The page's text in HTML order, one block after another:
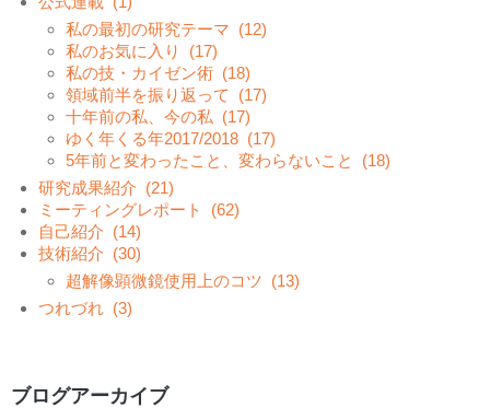
私の最初の研究テーマ (12)
私のお気に入り
(17)
私の技・カイゼン術 (18)
領域前半を振り返って
(17)
十年前の私、今の私 (17)
ゆく年くる年2017/2018 (17)
5年前と変わったこと、変わらないこと
(18)
研究成果紹介 (21)
ミーティングレポート
(62)
自己紹介 (14)
技術紹介 (30)
超解像顕微鏡使用上のコツ (13)
つれづれ (3)
ブログアーカイブ